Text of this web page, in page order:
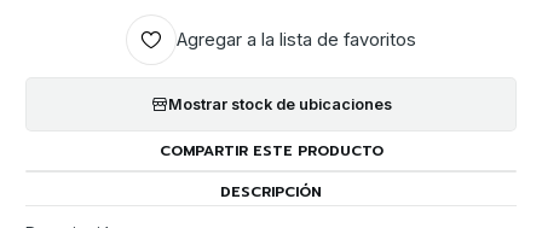
Agregar a la lista de favoritos
Mostrar stock de ubicaciones
COMPARTIR ESTE PRODUCTO
DESCRIPCIÓN